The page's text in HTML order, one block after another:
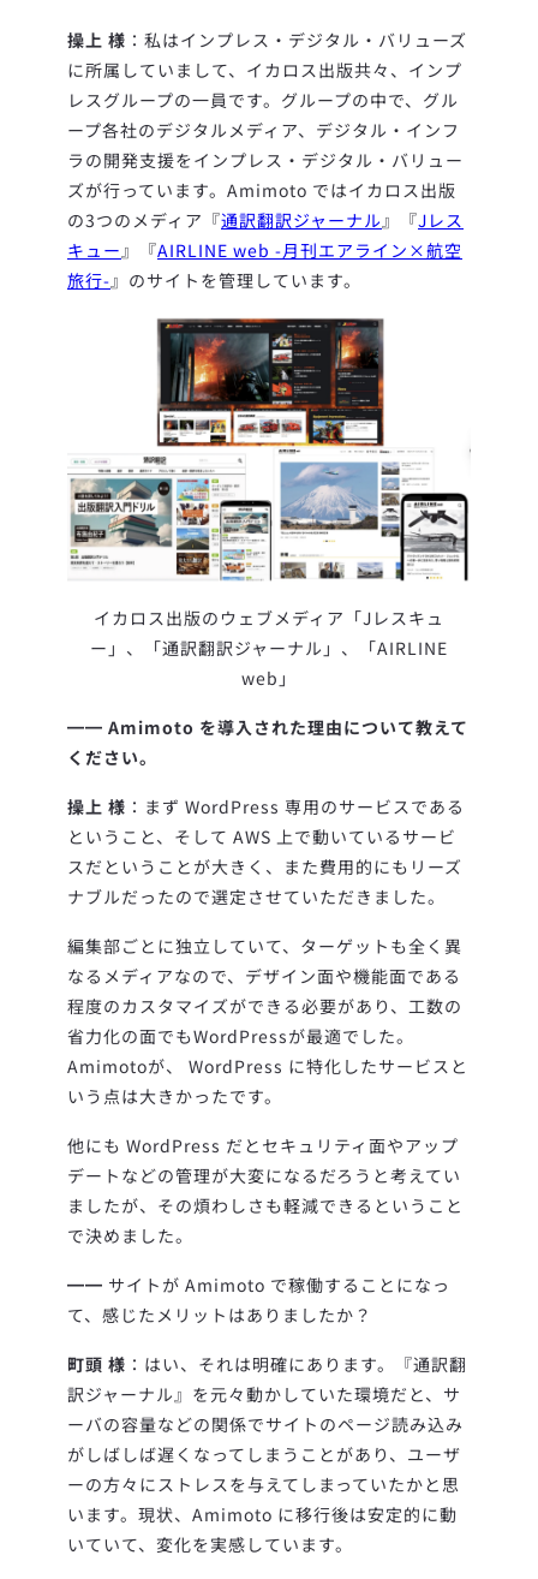
操上 様 ：私はインプレス・デジタル・バリューズ
に所属していまして、イカロス出版共々、インプ
レスグループの一員です。グループの中で、グル
ープ各社のデジタルメディア、デジタル・インフ
ラの開発支援をインプレス・デジタル・バリュー
ズが行っています。 Amimoto ではイカロス出版
の3つのメディア『通訳翻訳ジャーナル 』『Jレス
キュー 』『AIRLINE web -月刊エアライン×航空
旅行- 』のサイトを管理しています。
イカロス出版のウェブメディア「Jレスキュ
ー」、「通訳翻訳ジャーナル」、「AIRLINE
web」
━━ Amimoto を導入された理由について教えて
ください。
操上 様 ：まず WordPress 専用のサービスである
ということ、そして AWS 上で動いているサービ
スだということが大きく、また費用的にもリーズ
ナブルだったので選定させていただきました。
編集部ごとに独立していて、ターゲットも全く異
なるメディアなので、デザイン面や機能面である
程度のカスタマイズができる必要があり、工数の
省力化の面でもWordPressが最適でした。
Amimotoが、 WordPress に特化したサービスと
いう点は大きかったです。
他にも WordPress だとセキュリティ面やアップ
デートなどの管理が大変になるだろうと考えてい
ましたが、その煩わしさも軽減できるということ
で決めました。
━━ サイトが Amimoto で稼働することになっ
て、感じたメリットはありましたか？
町頭 様 ：はい、それは明確にあります。『通訳翻
訳ジャーナル』を元々動かしていた環境だと、サ
ーバの容量などの関係でサイトのページ読み込み
がしばしば遅くなってしまうことがあり、ユーザ
ーの方々にストレスを与えてしまっていたかと思
います。現状、Amimoto に移行後は安定的に動
いていて、変化を実感しています。